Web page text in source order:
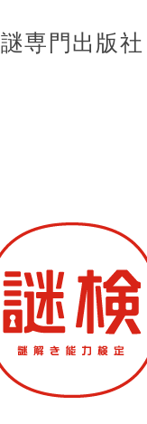
謎専門出版社